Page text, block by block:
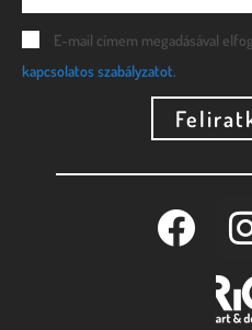
E-mail címem megadásával
kapcsolatos szabályzatot.